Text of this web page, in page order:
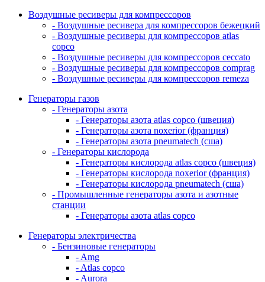
Воздушные ресиверы для компрессоров
- Воздушные ресивера для компрессоров бежецкий
- Воздушные ресиверы для компрессоров atlas
copco
- Воздушные ресиверы для компрессоров ceccato
- Воздушные ресиверы для компрессоров comprag
- Воздушные ресиверы для компрессоров remeza
Генераторы газов
- Генераторы азота
- Генераторы азота atlas copco (швеция)
- Генераторы азота noxerior (франция)
- Генераторы азота pneumatech (сша)
- Генераторы кислорода
- Генераторы кислорода atlas copco (швеция)
- Генераторы кислорода noxerior (франция)
- Генераторы кислорода pneumatech (сша)
- Промышленные генераторы азота и азотные
станции
- Генераторы азота atlas copco
Генераторы электричества
- Бензиновые генераторы
- Amg
- Atlas copco
- Aurora